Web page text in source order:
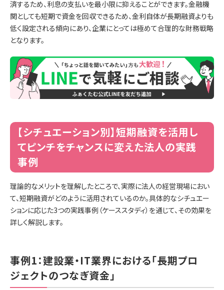
済するため、利息の支払いを最小限に抑えることができます。金融機
関としても短期で資金を回収できるため、金利自体が長期融資よりも
低く設定される傾向にあり、企業にとっては極めて合理的な財務戦略
となります。
【シチュエーション別】短期融資を活用し
てピンチをチャンスに変えた法人の実践
事例
理論的なメリットを理解したところで、実際に法人の経営現場におい
て、短期融資がどのように活用されているのか。具体的なシチュエー
ションに応じた3つの実践事例（ケーススタディ）を通じて、その効果を
詳しく解説します。
事例1：建設業・IT業界における「長期プロ
ジェクトのつなぎ資金」